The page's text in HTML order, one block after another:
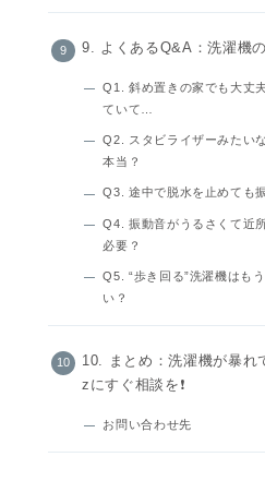
9. よくあるQ&A：洗濯機
Q1. 斜め置きの家でも大丈
ていて…
Q2. スタビライザーみたい
本当？
Q3. 途中で脱水を止めても
Q4. 振動音がうるさくて近
必要？
Q5. “歩き回る”洗濯機はも
い？
10. まとめ：洗濯機が暴れ
zにすぐ相談を❗️
お問い合わせ先